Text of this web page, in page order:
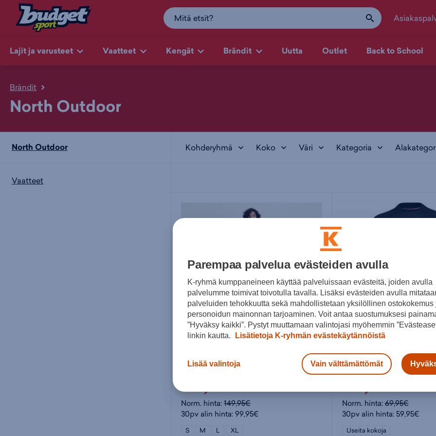
Lajit ja varusteet Vaatteet Kengät Brändit Uutta Outlet Back to School
Brändit
North Outdoor
North Outdoor
Vaatteet
Kohderyhmä Koko Väri Kategoria
Multi Action M Merino Set - miesten aluskerrasto
99,95€
Norm. hinta:149,95€
30pv alin hinta: 99,95€
S M L XL
North Outdoor
59,95€
Norm. hinta:69,95€
30pv alin hinta: 59,95€
Useita kokoja
Parempaa palvelua evästeiden avulla
K-ryhmä kumppaneineen käyttää palveluissaan evästeitä, joiden avulla
palvelumme toimivat toivotulla tavalla. Lisäksi evästeiden avulla
palveluiden tehokkuutta sekä mahdollistetaan yksilöllinen ostokokemus
personoidun mainonnan tarjoaminen. Voit antaa suostumuksesi
”Hyväksy kaikki”. Pystyt muuttamaan valintojasi myöhemmin
linkin kautta.
Lisätietoja K-ryhmän evästekäytännöistä
Lisää valintoja Vain välttämättömät